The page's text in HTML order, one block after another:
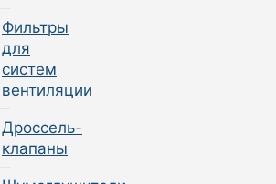
Фильтры
для
систем
вентиляции
Дроссель-
клапаны